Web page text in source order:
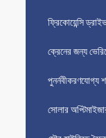
ফ্রিকোয়েন্সি
ক্রেনের জন্য
পুনর্নবীকরণযোগ্য
সোলার